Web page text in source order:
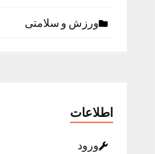
ورزش و سلامتی
اطلاعات
ورود